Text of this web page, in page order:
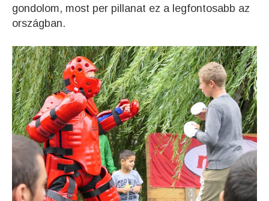
gondolom, most per pillanat ez a legfontosabb az
országban.